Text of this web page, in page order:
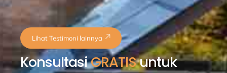
Lihat Testimoni lainnya
KonsultasiGRATISuntuk